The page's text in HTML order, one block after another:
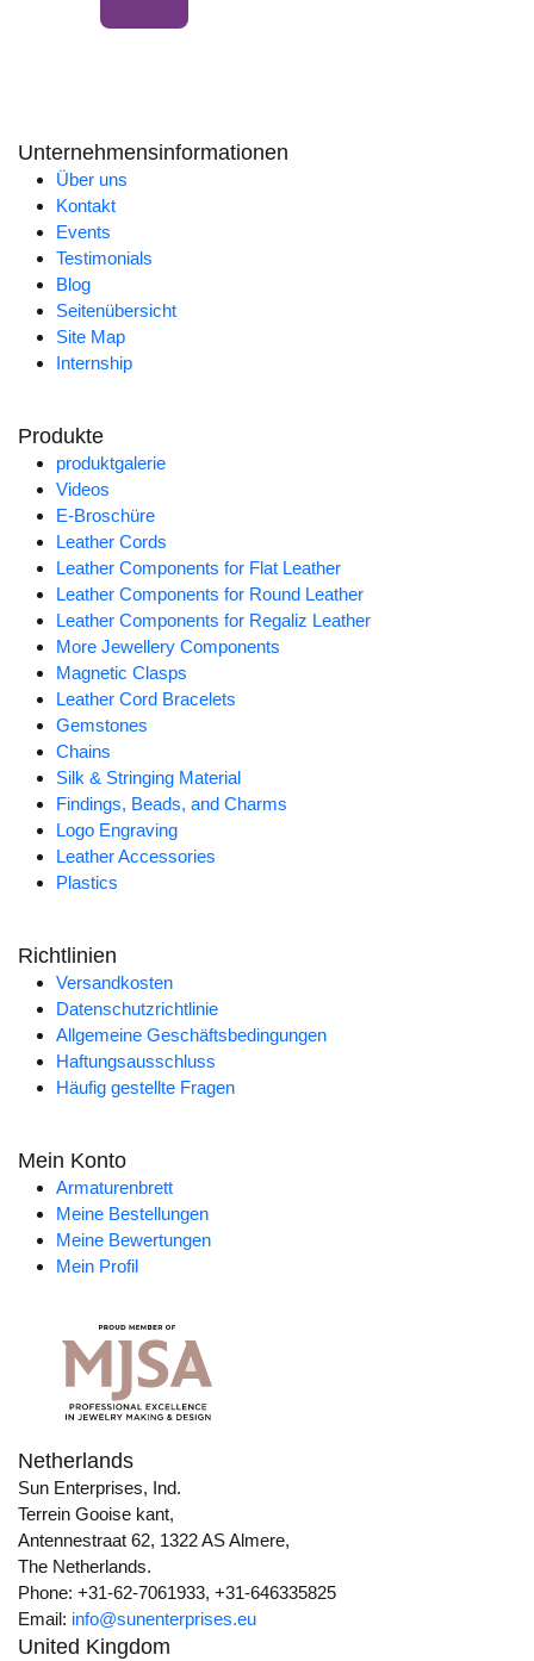
Unternehmensinformationen
Über uns
Kontakt
Events
Testimonials
Blog
Seitenübersicht
Site Map
Internship
Produkte
produktgalerie
Videos
E-Broschüre
Leather Cords
Leather Components for Flat Leather
Leather Components for Round Leather
Leather Components for Regaliz Leather
More Jewellery Components
Magnetic Clasps
Leather Cord Bracelets
Gemstones
Chains
Silk & Stringing Material
Findings, Beads, and Charms
Logo Engraving
Leather Accessories
Plastics
Richtlinien
Versandkosten
Datenschutzrichtlinie
Allgemeine Geschäftsbedingungen
Haftungsausschluss
Häufig gestellte Fragen
Mein Konto
Armaturenbrett
Meine Bestellungen
Meine Bewertungen
Mein Profil
Netherlands
Sun Enterprises, Ind.
Terrein Gooise kant,
Antennestraat 62, 1322 AS Almere,
The Netherlands.
Phone: +31-62-7061933, +31-646335825
Email: info@sunenterprises.eu
United Kingdom